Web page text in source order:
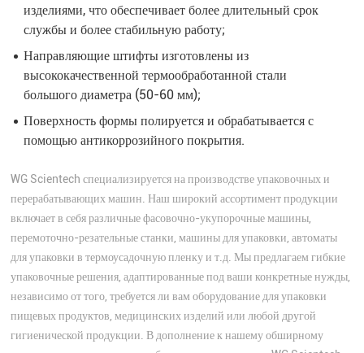
изделиями, что обеспечивает более длительный срок
службы и более стабильную работу;
Направляющие штифты изготовлены из
высококачественной термообработанной стали
большого диаметра (50-60 мм);
Поверхность формы полируется и обрабатывается с
помощью антикоррозийного покрытия.
WG Scientech специализируется на производстве упаковочных и
перерабатывающих машин. Наш широкий ассортимент продукции
включает в себя различные фасовочно-укупорочные машины,
перемоточно-резательные станки, машины для упаковки, автоматы
для упаковки в термоусадочную пленку и т.д. Мы предлагаем гибкие
упаковочные решения, адаптированные под ваши конкретные нужды,
независимо от того, требуется ли вам оборудование для упаковки
пищевых продуктов, медицинских изделий или любой другой
гигиенической продукции. В дополнение к нашему обширному